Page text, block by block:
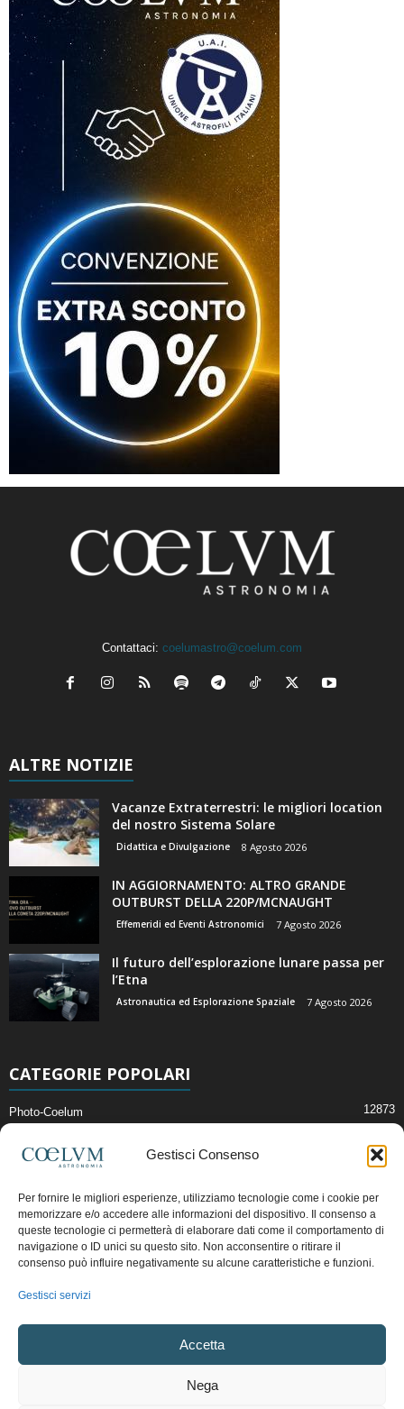
Gestisci Consenso
Per fornire le migliori esperienze, utilizziamo tecnologie come i cookie per
memorizzare e/o accedere alle informazioni del dispositivo. Il consenso a
queste tecnologie ci permetterà di elaborare dati come il comportamento di
navigazione o ID unici su questo sito. Non acconsentire o ritirare il
consenso può influire negativamente su alcune caratteristiche e funzioni.
Gestisci servizi
Accetta
Nega
Contattaci: coelumastro@coelum.com
ALTRE NOTIZIE
Vacanze Extraterrestri: le migliori location
del nostro Sistema Solare
Didattica e Divulgazione 8 Agosto 2026
IN AGGIORNAMENTO: ALTRO GRANDE
OUTBURST DELLA 220P/MCNAUGHT
Effemeridi ed Eventi Astronomici 7 Agosto 2026
Il futuro dell’esplorazione lunare passa per
l’Etna
Astronautica ed Esplorazione Spaziale 7 Agosto 2026
CATEGORIE POPOLARI
Photo-Coelum 12873
News di Astronomia 2412
Cielo del Mese
Astronomia, Astrofisica e Cosmologia
Articoli e Risorse On-Line
Copyright © 1997 - 2024 vietata la riproduzione.